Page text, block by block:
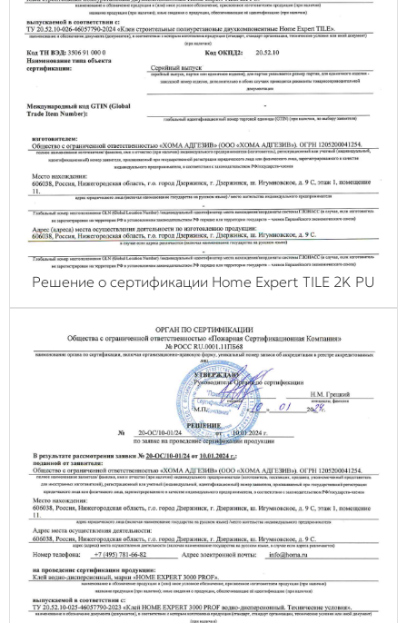
Решение о сертификации Home Expert TILE 2K PU